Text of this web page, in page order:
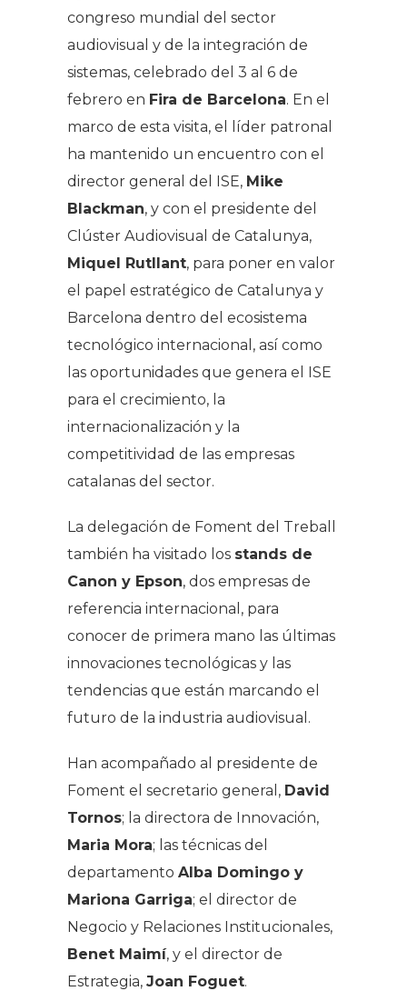
congreso mundial del sector
audiovisual y de la integración de
sistemas, celebrado del 3 al 6 de
febrero en Fira de Barcelona. En el
marco de esta visita, el líder patronal
ha mantenido un encuentro con el
director general del ISE, Mike
Blackman, y con el presidente del
Clúster Audiovisual de Catalunya,
Miquel Rutllant, para poner en valor
el papel estratégico de Catalunya y
Barcelona dentro del ecosistema
tecnológico internacional, así como
las oportunidades que genera el ISE
para el crecimiento, la
internacionalización y la
competitividad de las empresas
catalanas del sector.
La delegación de Foment del Treball
también ha visitado los stands de
Canon y Epson, dos empresas de
referencia internacional, para
conocer de primera mano las últimas
innovaciones tecnológicas y las
tendencias que están marcando el
futuro de la industria audiovisual.
Han acompañado al presidente de
Foment el secretario general, David
Tornos; la directora de Innovación,
Maria Mora; las técnicas del
departamento Alba Domingo y
Mariona Garriga; el director de
Negocio y Relaciones Institucionales,
Benet Maimí, y el director de
Estrategia, Joan Foguet.